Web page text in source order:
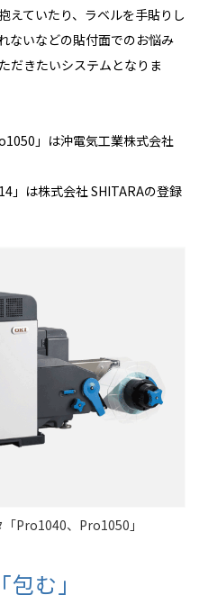
えていたり、ラベルを手貼りし
ないなどの貼付面でのお悩み
だきたいシステムとなりま
」は沖電気工業株式会社
」は株式会社 SHITARAの登録
Pro1040、Pro1050」
む」